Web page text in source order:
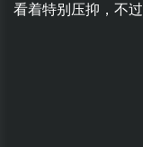
看着特别压抑，不